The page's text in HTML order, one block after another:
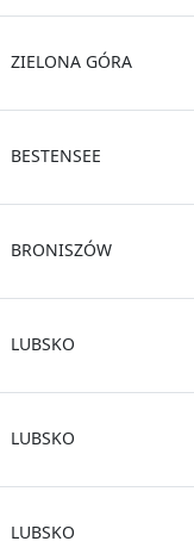
ZIELONA GÓRA
BESTENSEE
BRONISZÓW
LUBSKO
LUBSKO
LUBSKO